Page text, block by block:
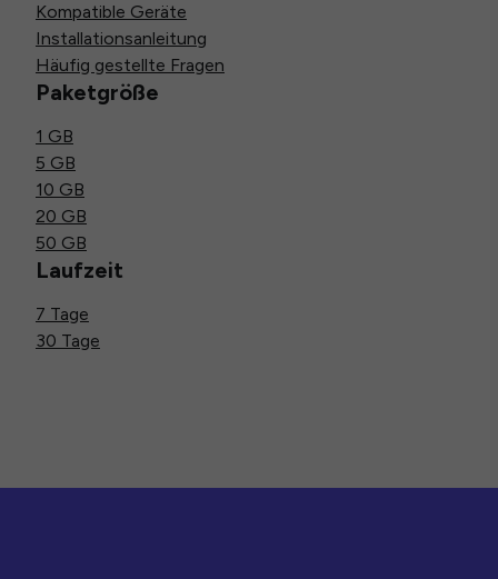
Kompatible Geräte
Installationsanleitung
Häufig gestellte Fragen
Paketgröße
1 GB
5 GB
10 GB
20 GB
50 GB
Laufzeit
7 Tage
30 Tage